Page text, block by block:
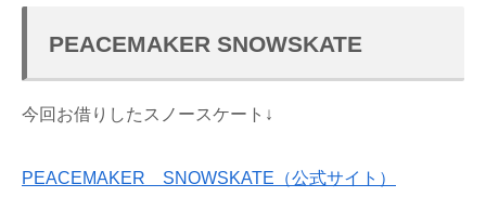
PEACEMAKER SNOWSKATE
今回お借りしたスノースケート↓
PEACEMAKER SNOWSKATE（公式サイト）